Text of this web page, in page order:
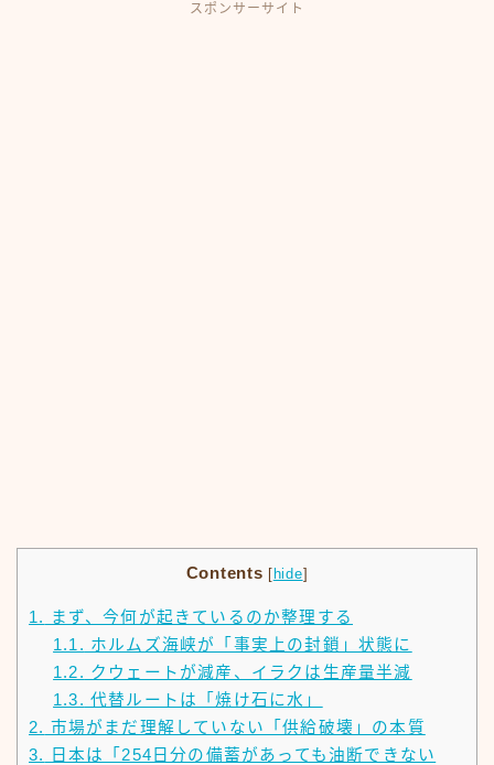
スポンサーサイト
Contents [ hide]
1.
まず、今何が起きているのか整理する
1.1. ホルムズ海峡が「事実上の封鎖」状態に
1.2. クウェートが減産、イラクは生産量半減
1.3. 代替ルートは「焼け石に水」
2. 市場がまだ理解していない「供給破壊」の本質
3.
日本は「254日分の備蓄があっても油断できない